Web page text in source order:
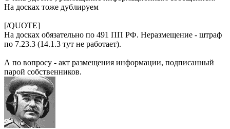
На досках тоже дублируем
[/QUOTE]
На досках обязательно по 491 ПП РФ. Неразмещение - штраф
по 7.23.3 (14.1.3 тут не работает).
А по вопросу - акт размещения информации, подписанный
парой собственников.